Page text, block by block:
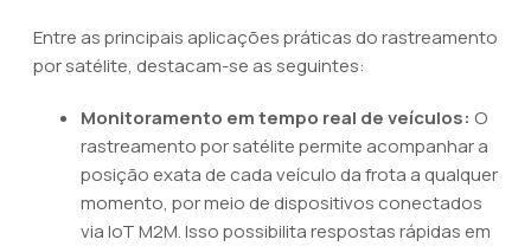
Entre as principais aplicações práticas do rastreamento
por satélite, destacam-se as seguintes:
Monitoramento em tempo real de veículos: O
rastreamento por satélite permite acompanhar a
posição exata de cada veículo da frota a qualquer
momento, por meio de dispositivos conectados
via IoT M2M. Isso possibilita respostas rápidas em